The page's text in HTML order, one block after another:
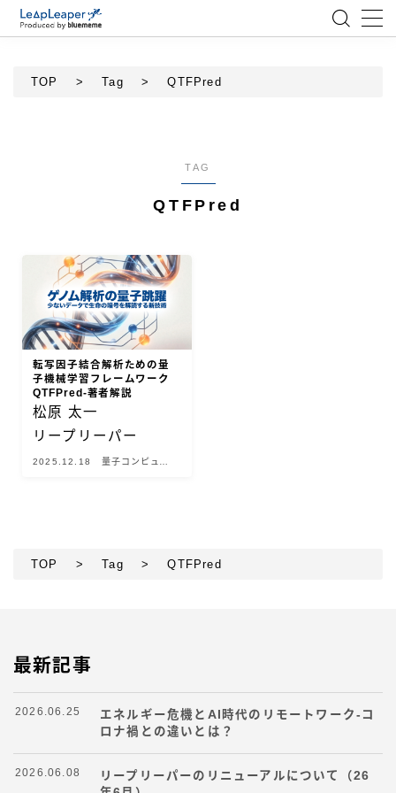
アジャイル
テクノロジー
BlueMeme
TOP > Tag > QTFPred
TAG
QTFPred
転写因子結合解析ための量
子機械学習フレームワーク
QTFPred-著者解説
2025.12.18
量子コンピュー
松原 太一
リープリーパー
TOP > Tag > QTFPred
最新記事
エネルギー危機とAI時代のリモートワーク-コ
ロナ禍との違いとは？
2026.06.25
リープリーパーのリニューアルについて（26
2026.06.08